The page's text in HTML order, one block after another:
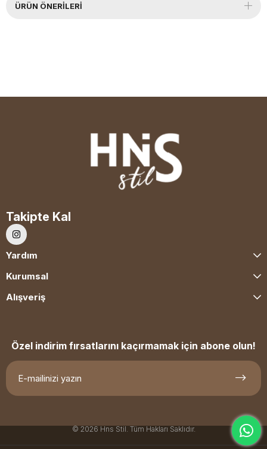
ÜRÜN ÖNERILERI
Takipte Kal
Yardım
Kurumsal
Alışveriş
Özel indirim fırsatlarını kaçırmamak için abone olun!
© 2026 Hns Stil. Tüm Hakları Saklıdır.